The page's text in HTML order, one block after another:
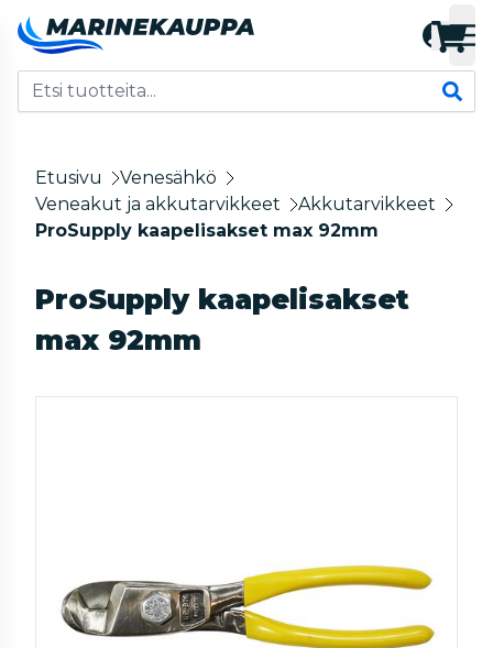
Etusivu
Venesähkö
Veneakut ja akkutarvikkeet
Akkutarvikkeet
ProSupply kaapelisakset max 92mm
ProSupply kaapelisakset
max 92mm